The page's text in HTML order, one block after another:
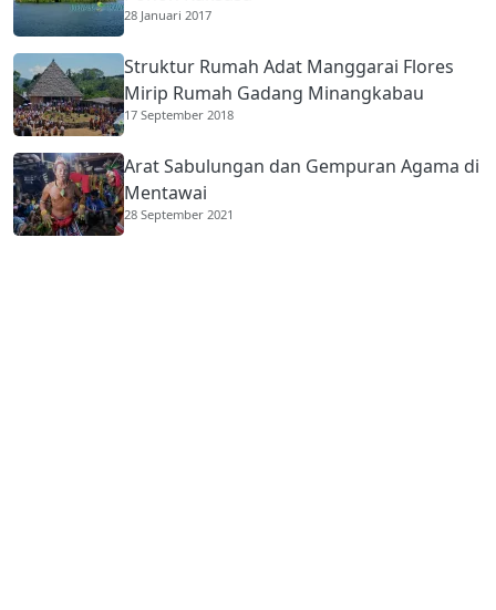
28 Januari 2017
Struktur Rumah Adat Manggarai Flores
Mirip Rumah Gadang Minangkabau
17 September 2018
Arat Sabulungan dan Gempuran Agama di
Mentawai
28 September 2021